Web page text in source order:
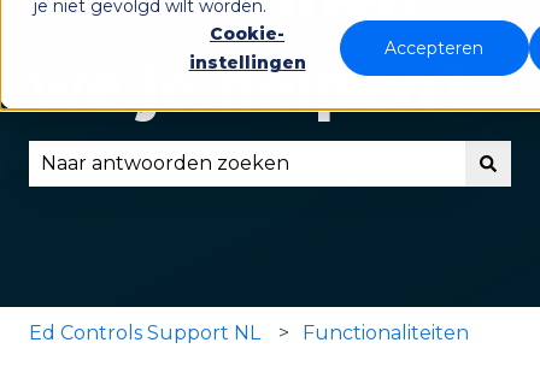
je niet gevolgd wilt worden.
Cookie-
instellingen
Accepteren
we je helpen?
Ed Controls Support NL Functionaliteiten